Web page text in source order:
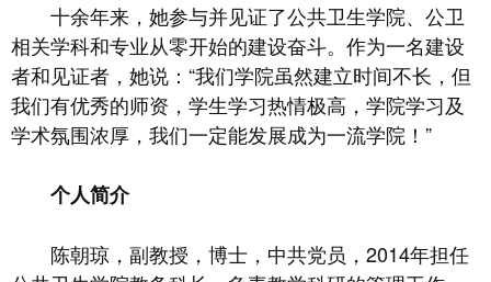
十余年来，她参与并见证了公共卫生学院、公卫
相关学科和专业从零开始的建设奋斗。作为一名建设
者和见证者，她说：“我们学院虽然建立时间不长，但
我们有优秀的师资，学生学习热情极高，学院学习及
学术氛围浓厚，我们一定能发展成为一流学院！”
个人简介
陈朝琼，副教授，博士，中共党员，2014年担任